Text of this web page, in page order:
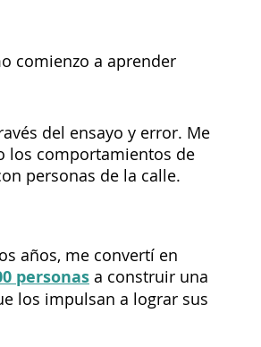
comienzo a aprender
del ensayo y error. Me
los comportamientos de
personas de la calle.
años, me convertí en
personas a construir una
los impulsan a lograr sus